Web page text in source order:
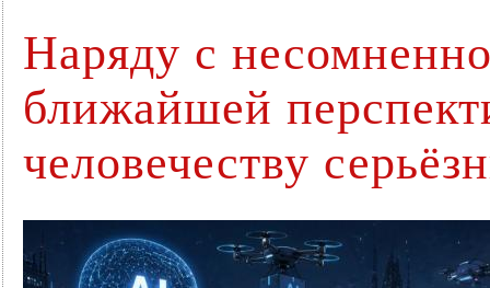
Наряду с
ближайшей
человечеству